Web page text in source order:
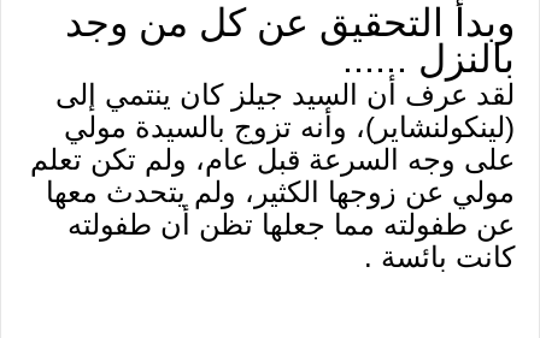
وبدأ التحقيق عن كل من وجد
بالنزل ......
لقد عرف أن السيد جيلز كان ينتمي إلى
(لينكولنشاير)، وأنه تزوج بالسيدة مولي
على وجه السرعة قبل عام، ولم تكن تعلم
مولي عن زوجها الكثير، ولم يتحدث معها
عن طفولته مما جعلها تظن أن طفولته
كانت بائسة .